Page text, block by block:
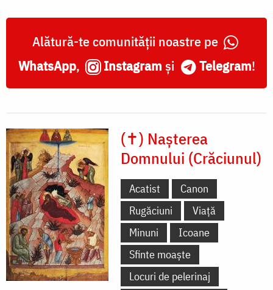
Alătură-te comunității noastre pe
WhatsApp, Instagram și Telegram!
(✝) Nașterea
Domnului (Crăciunul)
Acatist
Canon
Rugăciuni
Viață
Minuni
Icoane
Sfinte moaște
Locuri de pelerinaj